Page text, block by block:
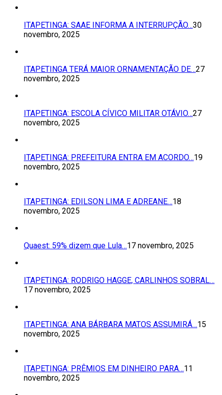
ITAPETINGA: SAAE INFORMA A INTERRUPÇÃO…30
novembro, 2025
ITAPETINGA TERÁ MAIOR ORNAMENTAÇÃO DE…27
novembro, 2025
ITAPETINGA: ESCOLA CÍVICO MILITAR OTÁVIO…27
novembro, 2025
ITAPETINGA: PREFEITURA ENTRA EM ACORDO…19
novembro, 2025
ITAPETINGA: EDILSON LIMA E ADREANE…18
novembro, 2025
Quaest: 59% dizem que Lula…17 novembro, 2025
ITAPETINGA: RODRIGO HAGGE, CARLINHOS SOBRAL…
17 novembro, 2025
ITAPETINGA: ANA BÁRBARA MATOS ASSUMIRÁ…15
novembro, 2025
ITAPETINGA: PRÊMIOS EM DINHEIRO PARA…11
novembro, 2025